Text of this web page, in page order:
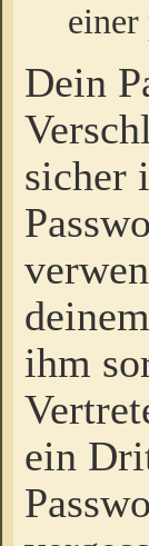
Dein
sicher
ihm
ein